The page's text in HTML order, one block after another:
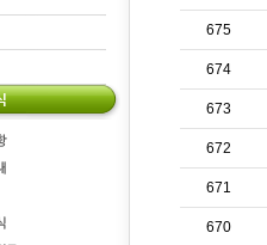
675
674
673
672
671
670